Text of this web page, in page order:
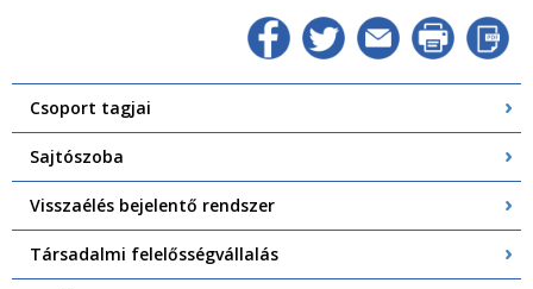
Csoport tagjai
Sajtószoba
Visszaélés bejelentő rendszer
Társadalmi felelősségvállalás